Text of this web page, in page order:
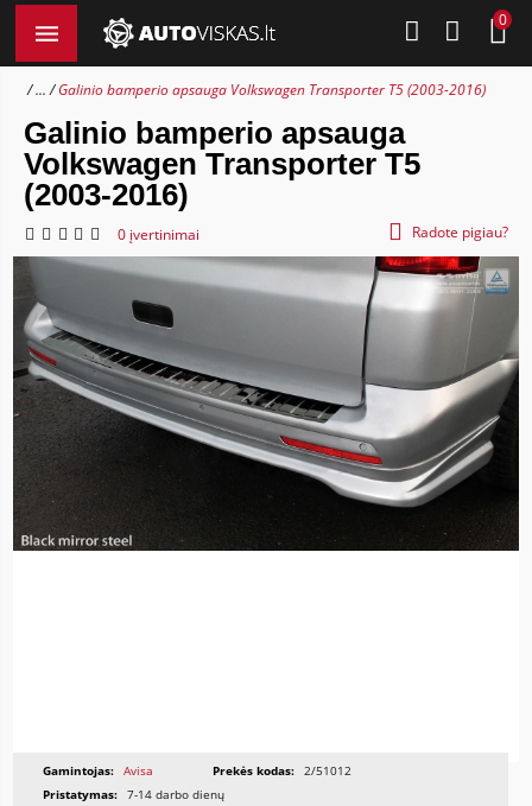
0
... Galinio bamperio apsauga Volkswagen Transporter T5 (2003-2016)
Galinio bamperio apsauga
Volkswagen Transporter T5
(2003-2016)
0 įvertinimai Radote pigiau?
Gamintojas: Avisa Prekės kodas: 2/51012
Pristatymas: 7-14 darbo dienų